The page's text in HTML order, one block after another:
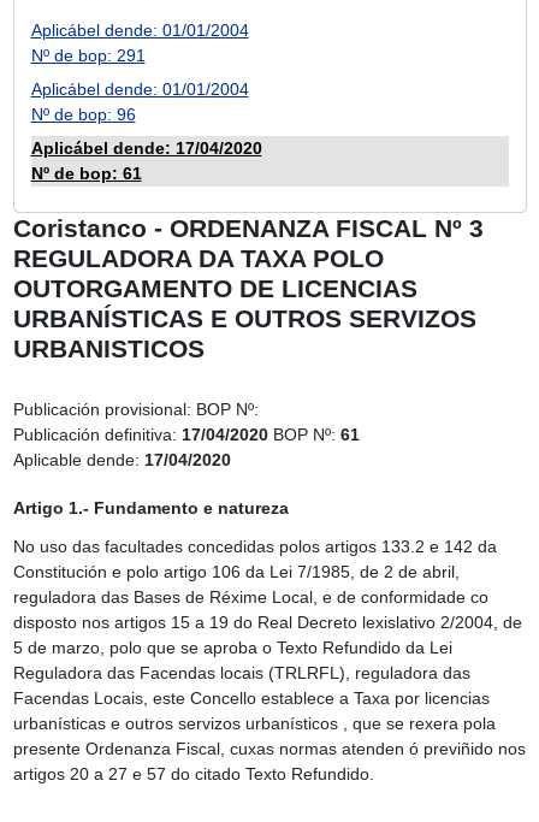
Aplicábel dende: 01/01/2004
Nº de bop: 291
Aplicábel dende: 01/01/2004
Nº de bop: 96
Aplicábel dende: 17/04/2020
Nº de bop: 61
Coristanco - ORDENANZA FISCAL Nº 3
REGULADORA DA TAXA POLO
OUTORGAMENTO DE LICENCIAS
URBANÍSTICAS E OUTROS SERVIZOS
URBANISTICOS
Publicación provisional: BOP Nº:
Publicación definitiva: 17/04/2020 BOP Nº: 61
Aplicable dende: 17/04/2020
Artigo 1.- Fundamento e natureza
No uso das facultades concedidas polos artigos 133.2 e 142 da
Constitución e polo artigo 106 da Lei 7/1985, de 2 de abril,
reguladora das Bases de Réxime Local, e de conformidade co
disposto nos artigos 15 a 19 do Real Decreto lexislativo 2/2004, de
5 de marzo, polo que se aproba o Texto Refundido da Lei
Reguladora das Facendas locais (TRLRFL), reguladora das
Facendas Locais, este Concello establece a Taxa por licencias
urbanísticas e outros servizos urbanísticos , que se rexera pola
presente Ordenanza Fiscal, cuxas normas atenden ó previñido nos
artigos 20 a 27 e 57 do citado Texto Refundido.